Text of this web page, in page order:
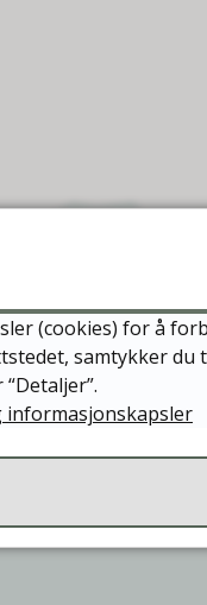
(cookies) for å
samtykker
informasjonskapsler